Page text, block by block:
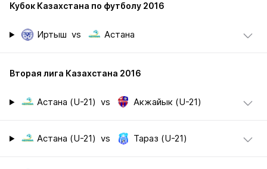
Кубок Казахстана по футболу 2016
Иртыш vs Астана
Вторая лига Казахстана 2016
Астана (U-21) vs Акжайык (U-21)
Астана (U-21) vs Тараз (U-21)